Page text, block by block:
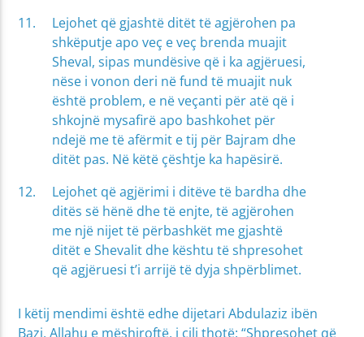
Lejohet që gjashtë ditët të agjërohen pa
shkëputje apo veç e veç brenda muajit
Sheval, sipas mundësive që i ka agjëruesi,
nëse i vonon deri në fund të muajit nuk
është problem, e në veçanti për atë që i
shkojnë mysafirë apo bashkohet për
ndejë me të afërmit e tij për Bajram dhe
ditët pas. Në këtë çështje ka hapësirë.
Lejohet që agjërimi i ditëve të bardha dhe
ditës së hënë dhe të enjte, të agjërohen
me një nijet të përbashkët me gjashtë
ditët e Shevalit dhe kështu të shpresohet
që agjëruesi t’i arrijë të dyja shpërblimet.
I këtij mendimi është edhe dijetari Abdulaziz ibën
Bazi, Allahu e mëshiroftë, i cili thotë: “Shpresohet që